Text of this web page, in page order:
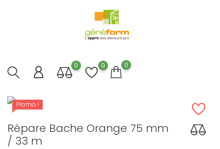
0 0 0
Promo !
Répare Bache Orange 75 mm
/ 33 m